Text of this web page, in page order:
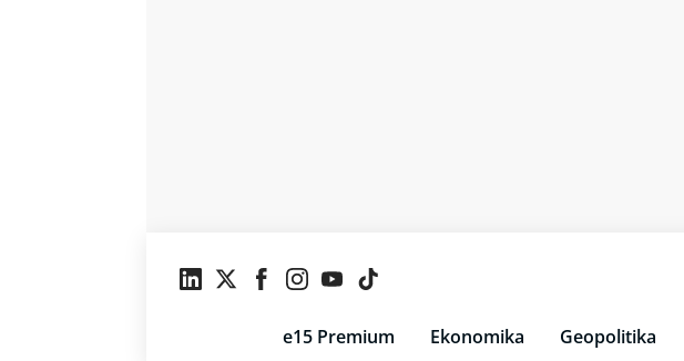
e15 Premium Ekonomika Geopolitika